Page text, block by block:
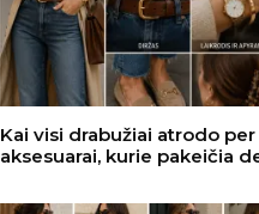
Kai visi drabužiai atrodo per
aksesuarai, kurie pakeičia